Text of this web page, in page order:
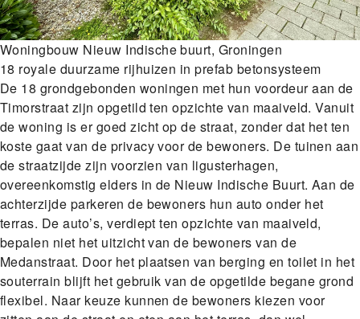
Woningbouw Nieuw Indische buurt, Groningen
18 royale duurzame rijhuizen in prefab betonsysteem
De 18 grondgebonden woningen met hun voordeur aan de
Timorstraat zijn opgetild ten opzichte van maaiveld. Vanuit
de woning is er goed zicht op de straat, zonder dat het ten
koste gaat van de privacy voor de bewoners. De tuinen aan
de straatzijde zijn voorzien van ligusterhagen,
overeenkomstig elders in de Nieuw Indische Buurt. Aan de
achterzijde parkeren de bewoners hun auto onder het
terras. De auto’s, verdiept ten opzichte van maaiveld,
bepalen niet het uitzicht van de bewoners van de
Medanstraat. Door het plaatsen van berging en toilet in het
souterrain blijft het gebruik van de opgetilde begane grond
flexibel. Naar keuze kunnen de bewoners kiezen voor